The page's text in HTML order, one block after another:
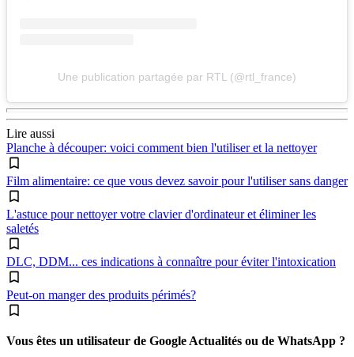
Une publication partagée par RTL (@rtl_france)
Lire aussi
Planche à découper: voici comment bien l'utiliser et la nettoyer
Film alimentaire: ce que vous devez savoir pour l'utiliser sans danger
L'astuce pour nettoyer votre clavier d'ordinateur et éliminer les
saletés
DLC, DDM... ces indications à connaître pour éviter l'intoxication
Peut-on manger des produits périmés?
Vous êtes un utilisateur de Google Actualités ou de WhatsApp ?